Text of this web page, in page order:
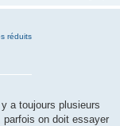
réduits
a toujours plusieurs
on doit essayer